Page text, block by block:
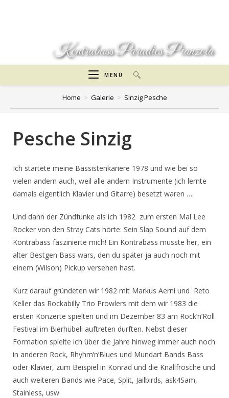
Kontrabass Paradies Pianzola
MENÜ
Home > Galerie > Sinzig Pesche
Pesche Sinzig
Ich startete meine Bassistenkariere 1978 und wie bei so
vielen andern auch, weil alle andern Instrumente (ich lernte
damals eigentlich Klavier und Gitarre) besetzt waren ….
Und dann der Zündfunke als ich 1982 zum ersten Mal Lee
Rocker von den Stray Cats hörte: Sein Slap Sound auf dem
Kontrabass faszinierte mich! Ein Kontrabass musste her, ein
alter Bestgen Bass wars, den du später ja auch noch mit
einem (Wilson) Pickup versehen hast.
Kurz darauf gründeten wir 1982 mit Markus Aerni und Reto
Keller das Rockabilly Trio Prowlers mit dem wir 1983 die
ersten Konzerte spielten und im Dezember 83 am Rock’n’Roll
Festival im Bierhübeli auftreten durften. Nebst dieser
Formation spielte ich über die Jahre hinweg immer auch noch
in anderen Rock, Rhyhm’n’Blues und Mundart Bands Bass
oder Klavier, zum Beispiel in Konrad und die Knallfrösche und
auch weiteren Bands wie Pace, Split, Jailbirds, ask4Sam,
Stainless, usw.